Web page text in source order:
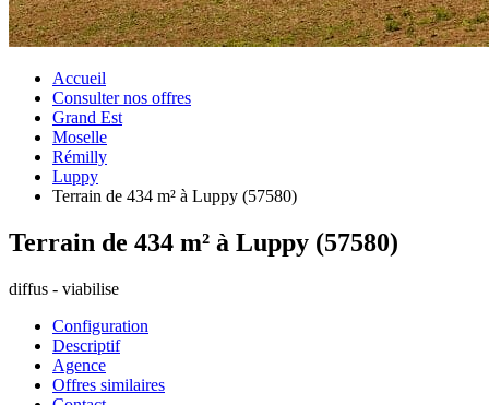
Accueil
Consulter nos offres
Grand Est
Moselle
Rémilly
Luppy
Terrain de 434 m² à Luppy (57580)
Terrain de 434 m² à Luppy (57580)
diffus - viabilise
Configuration
Descriptif
Agence
Offres similaires